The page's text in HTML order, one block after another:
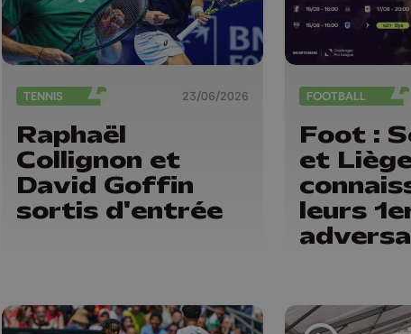
TENNIS 23/06/2026
Raphaël
Collignon et
David Goffin
sortis d'entrée
FOOTBALL
Foot :
et
leurs